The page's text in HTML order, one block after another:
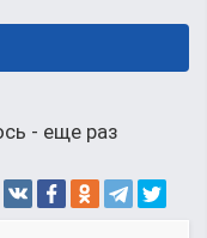
- еще раз